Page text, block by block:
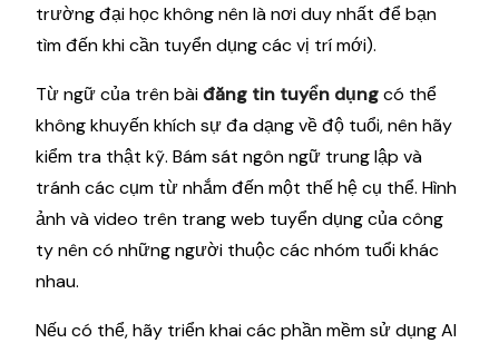
trường đại học không nên là nơi duy nhất để bạn
tìm đến khi cần tuyển dụng các vị trí mới).
Từ ngữ của trên bàiđăng tin tuyển dụngcó thể
không khuyến khích sự đa dạng về độ tuổi, nên hãy
kiểm tra thật kỹ. Bám sát ngôn ngữ trung lập và
tránh các cụm từ nhắm đến một thế hệ cụ thể. Hình
ảnh và video trên trang web tuyển dụng của công
ty nên có những người thuộc các nhóm tuổi khác
nhau.
Nếu có thể, hãy triển khai các phần mềm sử dụng AI